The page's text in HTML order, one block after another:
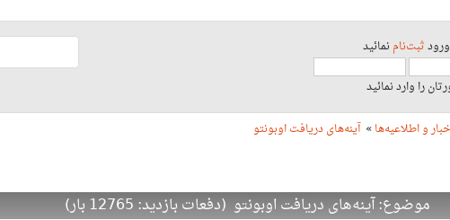
ثبت‌نامنمائید
را وارد نمائید
و اطلاعیه‌ها» آینه‌‌های دریافت اوبونتو
موضوع: آینه‌‌های دریافت اوبونتو (دفعات بازدید: 12765 بار)